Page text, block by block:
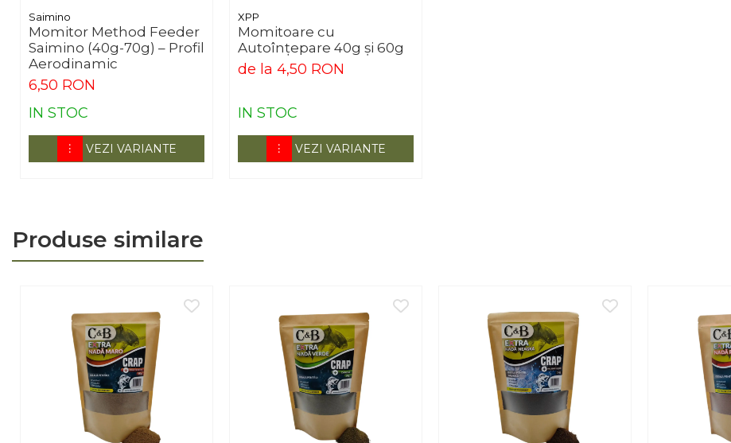
Saimino
Momitor Method Feeder
Saimino (40g-70g) – Profil
Aerodinamic
6,50 RON
IN STOC
VEZI VARIANTE
XPP
Momitoare cu
Autoînțepare 40g și 60g
de la 4,50 RON
IN STOC
VEZI VARIANTE
Produse similare